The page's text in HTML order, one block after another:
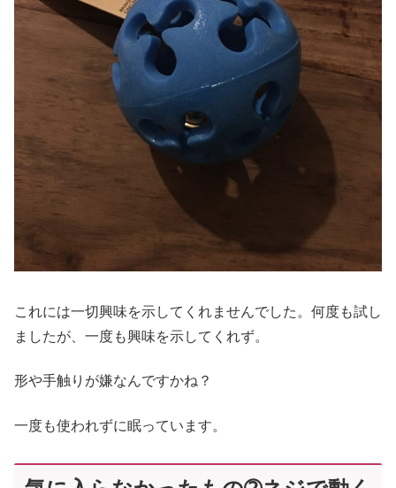
これには一切興味を示してくれませんでした。何度も試し
ましたが、一度も興味を示してくれず。
形や手触りが嫌なんですかね？
一度も使われずに眠っています。